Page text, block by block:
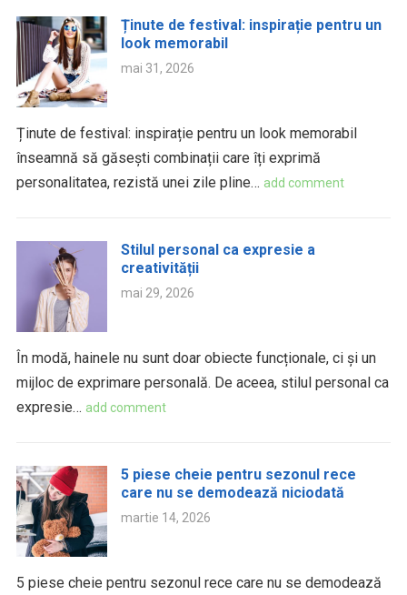
Ținute de festival: inspirație pentru un
look memorabil
mai 31, 2026
Ținute de festival: inspirație pentru un look memorabil
înseamnă să găsești combinații care îți exprimă
personalitatea, rezistă unei zile pline… add comment
Stilul personal ca expresie a
creativității
mai 29, 2026
În modă, hainele nu sunt doar obiecte funcționale, ci și un
mijloc de exprimare personală. De aceea, stilul personal ca
expresie… add comment
5 piese cheie pentru sezonul rece
care nu se demodează niciodată
martie 14, 2026
5 piese cheie pentru sezonul rece care nu se demodează